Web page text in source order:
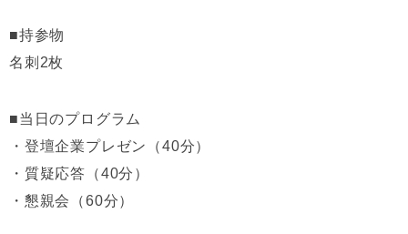
■持参物
名刺2枚
■当日のプログラム
・登壇企業プレゼン（40分）
・質疑応答（40分）
・懇親会（60分）